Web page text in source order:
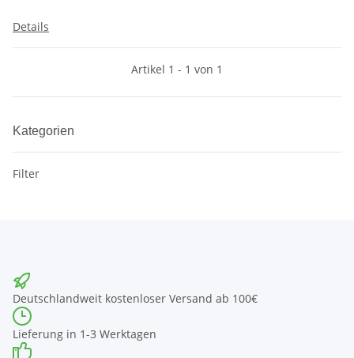
Details
Artikel 1 - 1 von 1
Kategorien
Filter
Deutschlandweit kostenloser Versand ab 100€
Lieferung in 1-3 Werktagen